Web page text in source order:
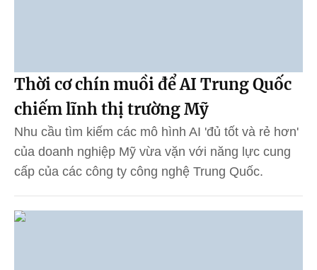
Thời cơ chín muồi để AI Trung Quốc
chiếm lĩnh thị trường Mỹ
Nhu cầu tìm kiếm các mô hình AI 'đủ tốt và rẻ hơn'
của doanh nghiệp Mỹ vừa vặn với năng lực cung
cấp của các công ty công nghệ Trung Quốc.